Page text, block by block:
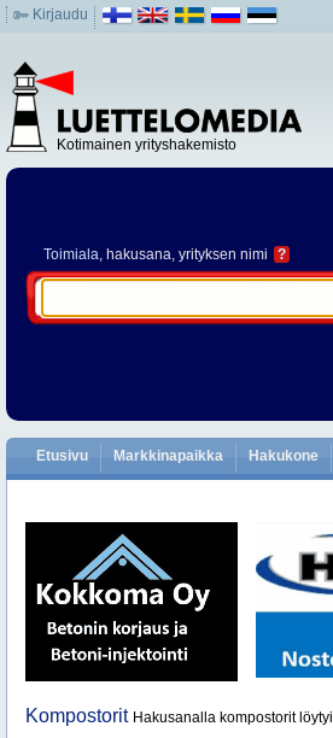
Kirjaudu
Kotimainen yrityshakemisto
Toimiala, hakusana, yrityksen nimi ?
Etusivu Markkinapaikka Hakukone
Kompostorit Hakusanalla kompostorit löytyi